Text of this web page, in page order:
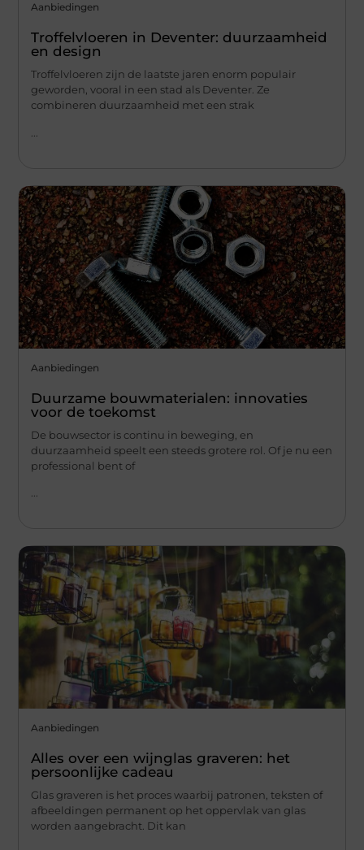
Aanbiedingen
Troffelvloeren in Deventer: duurzaamheid
en design
Troffelvloeren zijn de laatste jaren enorm populair
geworden, vooral in een stad als Deventer. Ze
combineren duurzaamheid met een strak
Aanbiedingen
Duurzame bouwmaterialen: innovaties
voor de toekomst
De bouwsector is continu in beweging, en
duurzaamheid speelt een steeds grotere rol. Of je nu een
professional bent of
Aanbiedingen
Alles over een wijnglas graveren: het
persoonlijke cadeau
Glas graveren is het proces waarbij patronen, teksten of
afbeeldingen permanent op het oppervlak van glas
worden aangebracht. Dit kan